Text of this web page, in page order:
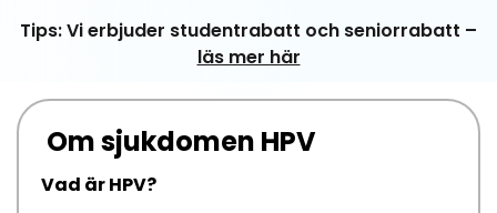
Tips: Vi erbjuder studentrabatt och seniorrabatt –
läs mer här
Om sjukdomen HPV
Vad är HPV?